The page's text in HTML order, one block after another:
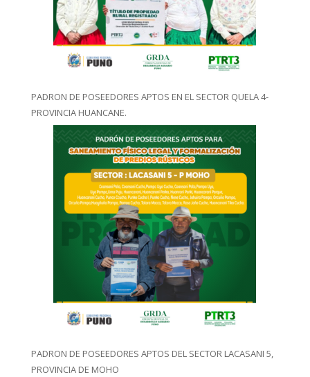
PADRON DE POSEEDORES APTOS EN EL SECTOR QUELA 4-
PROVINCIA HUANCANE.
PADRON DE POSEEDORES APTOS DEL SECTOR LACASANI 5,
PROVINCIA DE MOHO